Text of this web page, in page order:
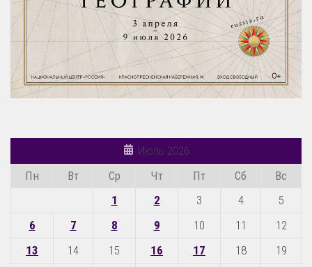
Июль 2026
Пн
Вт Ср Чт Пт Сб
Вс
1
2 3 4
5
6
7 8 9 10 11
12
13
14 15 16 17 18
19